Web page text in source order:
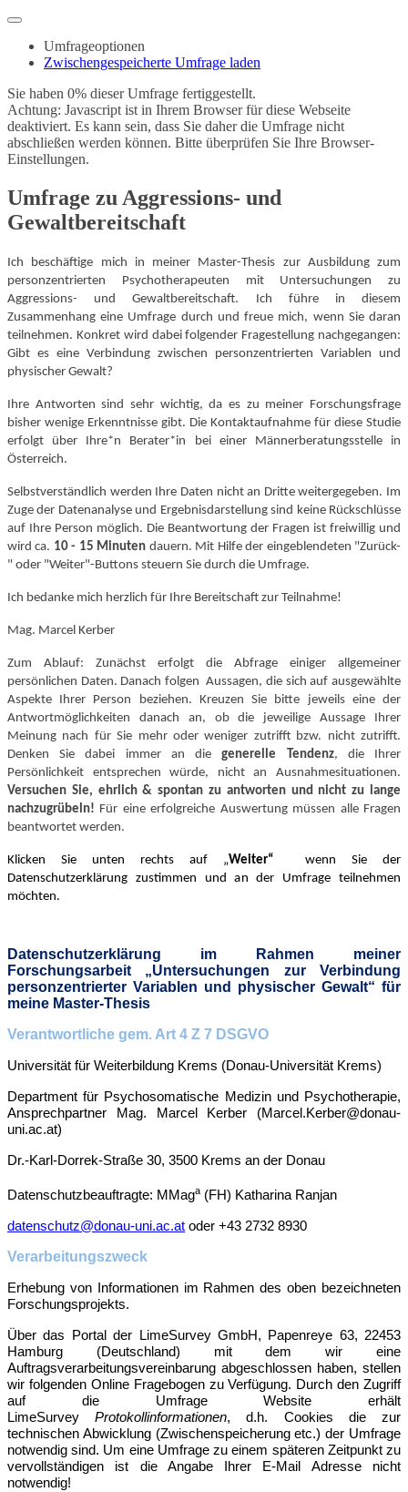
Umfrageoptionen
Zwischengespeicherte Umfrage laden
Sie haben 0% dieser Umfrage fertiggestellt.
Achtung: Javascript ist in Ihrem Browser für diese Webseite
deaktiviert. Es kann sein, dass Sie daher die Umfrage nicht
abschließen werden können. Bitte überprüfen Sie Ihre Browser-
Einstellungen.
Umfrage zu Aggressions- und
Gewaltbereitschaft
Ich beschäftige mich in meiner Master-Thesis zur Ausbildung zum
personzentrierten Psychotherapeuten mit Untersuchungen zu
Aggressions- und Gewaltbereitschaft. Ich führe in diesem
Zusammenhang eine Umfrage durch und freue mich, wenn Sie daran
teilnehmen. Konkret wird dabei folgender Fragestellung nachgegangen:
Gibt es eine Verbindung zwischen personzentrierten Variablen und
physischer Gewalt?
Ihre Antworten sind sehr wichtig, da es zu meiner Forschungsfrage
bisher wenige Erkenntnisse gibt. Die Kontaktaufnahme für diese Studie
erfolgt über Ihre*n Berater*in bei einer Männerberatungsstelle in
Österreich.
Selbstverständlich werden Ihre Daten nicht an Dritte weitergegeben. Im
Zuge der Datenanalyse und Ergebnisdarstellung sind keine Rückschlüsse
auf Ihre Person möglich. Die Beantwortung der Fragen ist freiwillig und
wird ca. 10 - 15 Minuten dauern. Mit Hilfe der eingeblendeten "Zurück-
" oder "Weiter"-Buttons steuern Sie durch die Umfrage.
Ich bedanke mich herzlich für Ihre Bereitschaft zur Teilnahme!
Mag. Marcel Kerber
Zum Ablauf: Zunächst erfolgt die Abfrage einiger allgemeiner
persönlichen Daten. Danach folgen Aussagen, die sich auf ausgewählte
Aspekte Ihrer Person beziehen. Kreuzen Sie bitte jeweils eine der
Antwortmöglichkeiten danach an, ob die jeweilige Aussage Ihrer
Meinung nach für Sie mehr oder weniger zutrifft bzw. nicht zutrifft.
Denken Sie dabei immer an diegenerelle Tendenz, die Ihrer
Persönlichkeit entsprechen würde, nicht an Ausnahmesituationen.
Versuchen Sie, ehrlich & spontan zu antworten und nicht zu lange
nachzugrübeln! Für eine erfolgreiche Auswertung müssen alle Fragen
beantwortet werden.
Klicken Sie unten rechts auf „Weiter“ wenn Sie der
Datenschutzerklärung zustimmen und an der Umfrage teilnehmen
möchten.
Datenschutzerklärung im Rahmen meiner
Forschungsarbeit „Untersuchungen zur Verbindung
personzentrierter Variablen und physischer Gewalt“ für
meine Master-Thesis
Verantwortliche gem. Art 4 Z 7 DSGVO
Universität für Weiterbildung Krems (Donau-Universität Krems)
Department für Psychosomatische Medizin und Psychotherapie,
Ansprechpartner Mag. Marcel Kerber (Marcel.Kerber@donau-
uni.ac.at)
Dr.-Karl-Dorrek-Straße 30, 3500 Krems an der Donau
Datenschutzbeauftragte: MMaga (FH) Katharina Ranjan
datenschutz@donau-uni.ac.at oder +43 2732 8930
Verarbeitungszweck
Erhebung von Informationen im Rahmen des oben bezeichneten
Forschungsprojekts.
Über das Portal der LimeSurvey GmbH, Papenreye 63, 22453
Hamburg (Deutschland) mit dem wir eine
Auftragsverarbeitungsvereinbarung abgeschlossen haben, stellen
wir folgenden Online Fragebogen zu Verfügung. Durch den Zugriff
auf die Umfrage Website erhält
LimeSurvey
Protokollinformationen, d.h. Cookies die zur
technischen Abwicklung (Zwischenspeicherung etc.) der Umfrage
notwendig sind. Um eine Umfrage zu einem späteren Zeitpunkt zu
vervollständigen ist die Angabe Ihrer E-Mail Adresse nicht
notwendig!